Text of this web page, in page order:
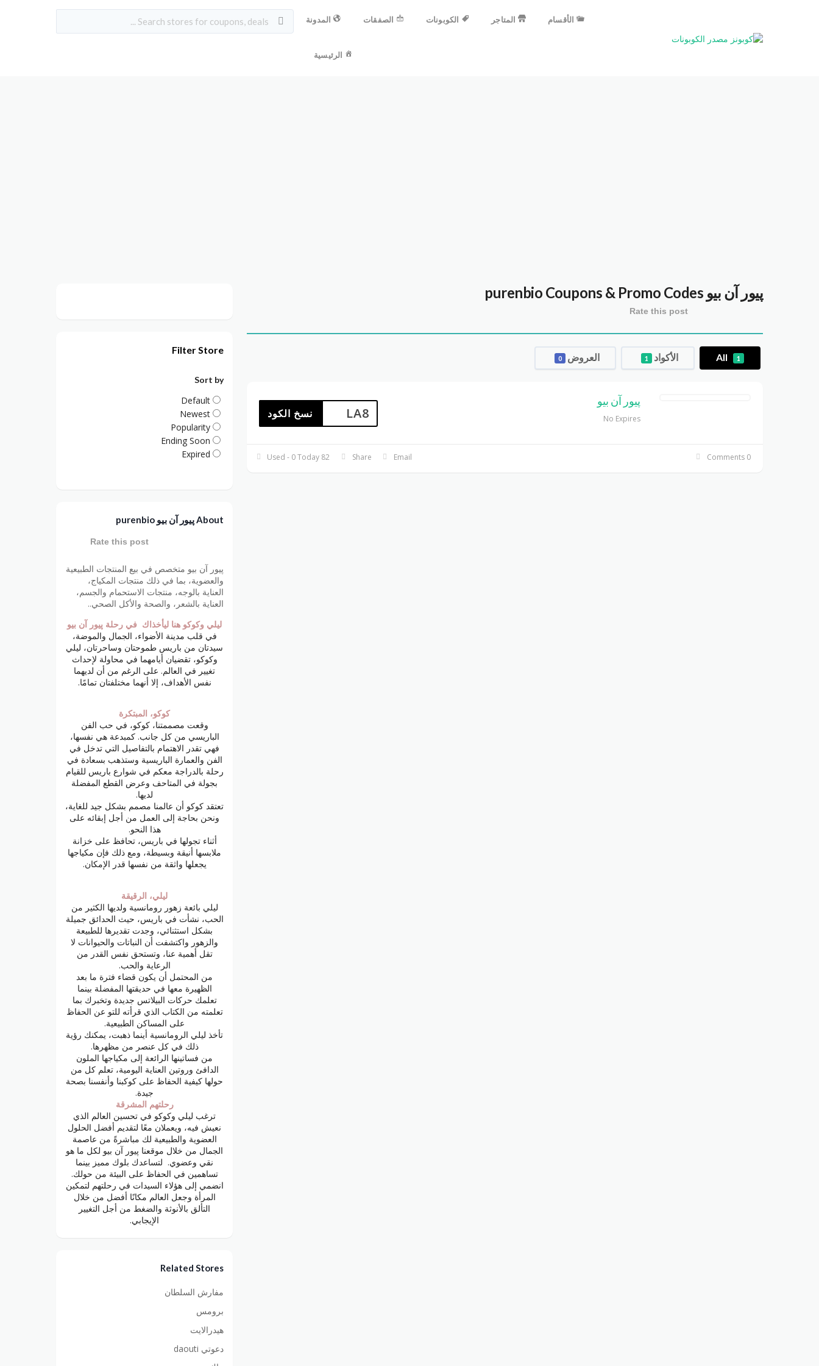
المدونة الصفقات الكوبونات المتاجر الأقسام
الرئيسية
پيور آن بيو purenbio Coupons & Promo Codes
Rate this post
All 1 الأكواد 1 العروض 0
پيور آن بيو
No Expires
LA8 نسخ الكود
82 Used - 0 Today Share Email 0 Comments
Filter Store
Sort by
Default
Newest
Popularity
Ending Soon
Expired
About پيور آن بيو purenbio
Rate this post
پيور آن بيو متخصص في بيع المنتجات الطبيعية
والعضوية، بما في ذلك منتجات المكياج،
العناية بالوجه، منتجات الاستحمام والجسم،
العناية بالشعر، والصحة والأكل الصحي..
ليلي وكوكو هنا ليأخذاك في رحلة پيور آن بيو
في قلب مدينة الأضواء، الجمال والموضة،
سيدتان من باريس طموحتان وساحرتان، ليلي
وكوكو، تقضيان أيامهما في محاولة لإحداث
تغيير في العالم. على الرغم من أن لديهما
نفس الأهداف، إلا أنهما مختلفتان تمامًا.
كوكو، المبتكرة
وقعت مصممتنا، كوكو، في حب الفن
الباريسي من كل جانب. كمبدعة هي نفسها،
فهي تقدر الاهتمام بالتفاصيل التي تدخل في
الفن والعمارة الباريسية وستذهب بسعادة في
رحلة بالدراجة معكم في شوارع باريس للقيام
بجولة في المتاحف وعرض القطع المفضلة
لديها.
تعتقد كوكو أن عالمنا مصمم بشكل جيد للغاية،
ونحن بحاجة إلى العمل من أجل إبقائه على
هذا النحو.
أثناء تجولها في باريس، تحافظ على خزانة
ملابسها أنيقة وبسيطة، ومع ذلك فإن مكياجها
يجعلها واثقة من نفسها قدر الإمكان.
ليلي، الرقيقة
ليلي بائعة زهور رومانسية ولديها الكثير من
الحب، نشأت في باريس، حيث الحدائق جميلة
بشكل استثنائي، وجدت تقديرها للطبيعة
والزهور واكتشفت أن النباتات والحيوانات لا
تقل أهمية عنا، وتستحق نفس القدر من
الرعاية والحب.
من المحتمل أن يكون قضاء فترة ما بعد
الظهيرة معها في حديقتها المفضلة بينما
تعلمك حركات البيلاتس جديدة وتخبرك بما
تعلمته من الكتاب الذي قرأته للتو عن الحفاظ
على المساكن الطبيعية.
تأخذ ليلي الرومانسية أينما ذهبت، يمكنك رؤية
ذلك في كل عنصر من مظهرها.
من فساتينها الرائعة إلى مكياجها الملون
الدافئ وروتين العناية اليومية، تعلم كل من
حولها كيفية الحفاظ على كوكبنا وأنفسنا بصحة
جيدة.
رحلتهم المشرقة
ترغب ليلي وكوكو في تحسين العالم الذي
نعيش فيه، ويعملان معًا لتقديم أفضل الحلول
العضوية والطبيعية لك مباشرةً من عاصمة
الجمال من خلال موقعنا پيور آن بيو لكل ما هو
نقي وعضوي. لتساعدك بلوك مميز بينما
تساهمين في الحفاظ على البيئة من حولك.
انضمي إلى هؤلاء السيدات في رحلتهم لتمكين
المرأة وجعل العالم مكانًا أفضل من خلال
التألق بالأنوثة والضغط من أجل التغيير
الإيجابي.
Related Stores
مفارش السلطان
برومس
هيدرالايت
دعوتي daouti